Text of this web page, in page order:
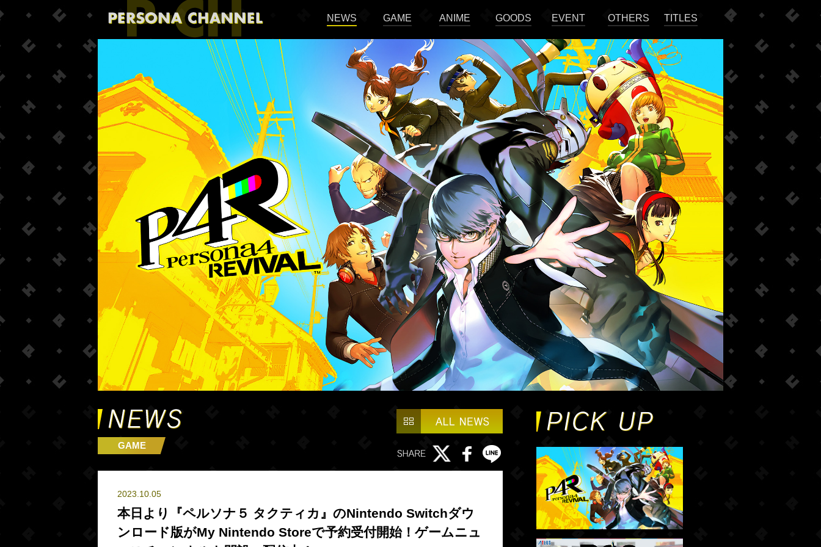
NEWS GAME ANIME GOODS EVENT OTHERS TITLES
GAME
2023.10.05
本日より『ペルソナ５ タクティカ』のNintendo Switchダウ
ンロード版がMy Nintendo Storeで予約受付開始！ゲームニュ